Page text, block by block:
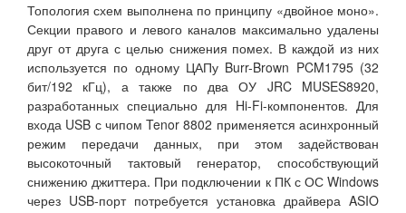
Топология схем выполнена по принципу «двойное моно».
Секции правого и левого каналов максимально удалены
друг от друга с целью снижения помех. В каждой из них
используется по одному ЦАПу Burr-Brown PCM1795 (32
бит/192 кГц), а также по два ОУ JRC MUSES8920,
разработанных специально для Hi-Fi-компонентов. Для
входа USB с чипом Tenor 8802 применяется асинхронный
режим передачи данных, при этом задействован
высокоточный тактовый генератор, способствующий
снижению джиттера. При подключении к ПК с ОС Windows
через USB-порт потребуется установка драйвера ASIO